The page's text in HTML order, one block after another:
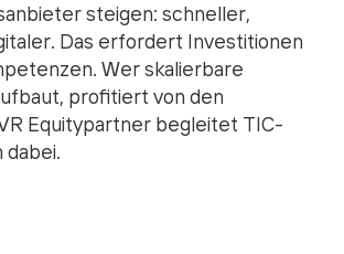
steigen: schneller,
Das erfordert Investitionen
Wer skalierbare
profitiert von den
Equitypartner begleitet TIC-
dabei.